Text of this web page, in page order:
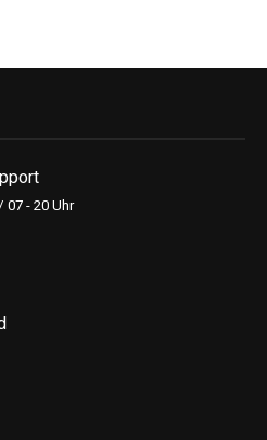
- 20 Uhr